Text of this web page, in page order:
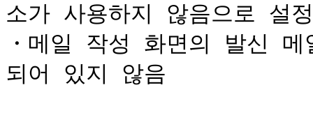
소가 사용하지 않음으로 설
・메일 작성 화면의 발신
되어 있지 않음